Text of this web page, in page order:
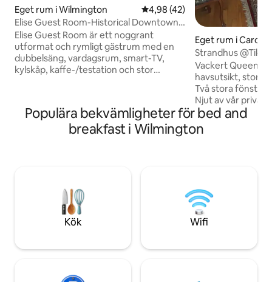
Eget rum i Wilmington 4,98 av 5 i genomsnittligt
4,98 (42)
Elise Guest Room-Historical Downtown
Wilmington
Elise Guest Room är ett noggrant
utformat och rymligt gästrum med en
dubbelsäng, vardagsrum, smart-TV,
kylskåp, kaffe-/testation och stor
dusch i anslutning till Lizette-rummet
(när Lizette-rummet är upptaget). Du
kommer att älska den enkla tillgången till
och på gatorna.
Eget rum i
Strandhus @Tiki
BDRM + Cocktail
Vackert Queen-
havsutsikt, stora
Två stora fönster
Njut av vår
Börja med vår
till Tiki Cocktail. Promenera till Tiki Bar —
bara 200 meter
muffins. Koppla av på stora wrapdäck.
Queen sovrum
Populära bekvämligheter för bed and
breakfast i Wilmington
Kök Wifi